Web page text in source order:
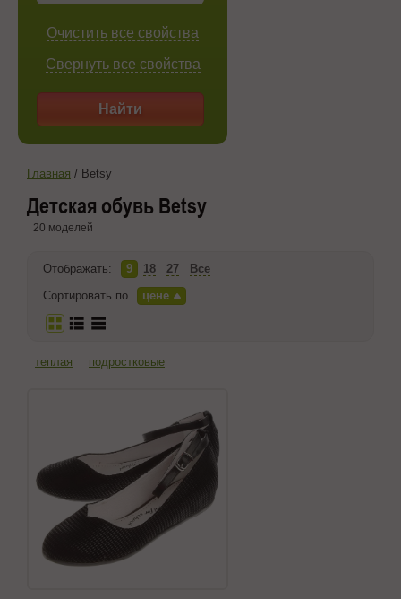
Очистить все свойства
Свернуть все свойства
Найти
Главная / Betsy
Детская обувь Betsy
20 моделей
Отображать: 9 18 27
Все
Сортировать по
цене
теплая подростковые